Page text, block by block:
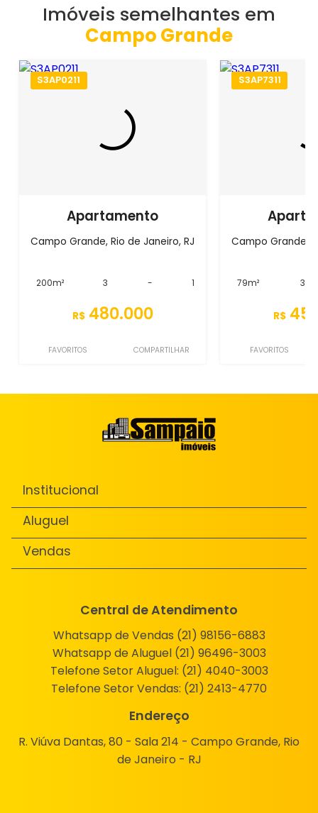
Imóveis semelhantes em
Campo Grande
S3AP0211
Apartamento
Campo Grande, Rio de Janeiro, RJ
200m² 3 - 1
R$ 480.000
FAVORITOS COMPARTILHAR
S3AP7311
Campo Grande,
79m² 3
R$
FAVORITOS
Institucional
Aluguel
Vendas
Central de Atendimento
Whatsapp de Vendas (21) 98156-6883
Whatsapp de Aluguel (21) 96496-3003
Telefone Setor Aluguel: (21) 4040-3003
Telefone Setor Vendas: (21) 2413-4770
Endereço
R. Viúva Dantas, 80 - Sala 214 - Campo Grande, Rio
de Janeiro - RJ